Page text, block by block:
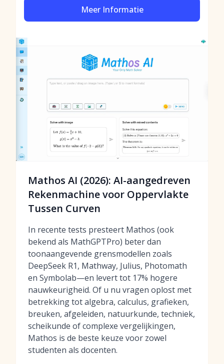
Meer Informatie
Mathos AI (2026): AI-aangedreven
Rekenmachine voor Oppervlakte
Tussen Curven
In recente tests presteert Mathos (ook
bekend als MathGPTPro) beter dan
toonaangevende grensmodellen zoals
DeepSeek R1, Mathway, Julius, Photomath
en Symbolab—en levert tot 17% hogere
nauwkeurigheid. Of u nu vragen oplost met
betrekking tot algebra, calculus, grafieken,
breuken, afgeleiden, natuurkunde, techniek,
scheikunde of complexe vergelijkingen,
Mathos is de beste keuze voor zowel
studenten als docenten.